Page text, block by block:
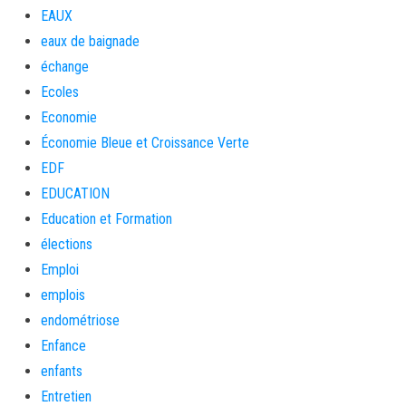
EAUX
eaux de baignade
échange
Ecoles
Economie
Économie Bleue et Croissance Verte
EDF
EDUCATION
Education et Formation
élections
Emploi
emplois
endométriose
Enfance
enfants
Entretien